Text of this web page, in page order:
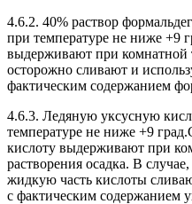
4.6.2. 40% раствор
при температуре не ниже +9
выдерживают при комнатной
осторожно сливают и
фактическим содержанием
4.6.3. Ледяную уксусную
температуре не ниже +9
кислоту выдерживают при
растворения осадка. В
жидкую часть кислоты
с фактическим содержанием